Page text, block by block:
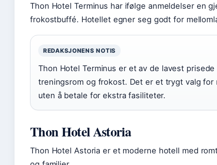
Thon Hotel Terminus har ifølge anmeldelser en
frokostbuffé. Hotellet egner seg godt for
REDAKSJONENS NOTIS
Thon Hotel Terminus er et av de lavest
treningsrom og frokost. Det er et trygt valg
uten å betale for ekstra fasiliteter.
Thon Hotel Astoria
Thon Hotel Astoria er et moderne hotell med